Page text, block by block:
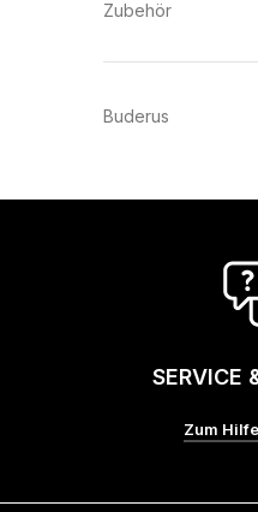
Zubehör
Buderus
SERVICE
Zum